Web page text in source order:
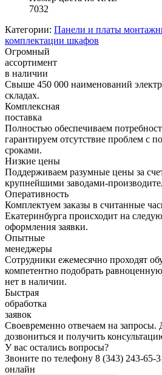
7032
Категории: Панели и платы
комплектации шкафов
Огромный
ассортимент
в наличии
Свыше 450 000 наименований
складах.
Комплексная
поставка
Полностью обеспечиваем
гарантируем отсутствие проблем с
сроками.
Низкие цены
Поддерживаем разумные цены за
крупнейшими заводами-
Оперативность
Комплектуем заказы в считанные
Екатеринбурга происходит на
оформления заявки.
Опытные
менеджеры
Сотрудники ежемесячно проходят
компетентно подобрать
нет в наличии.
Быстрая
обработка
заявок
Своевременно отвечаем на запросы.
дозвониться и получить
У вас остались вопросы?
Звоните по телефону 8 (343) 243-65-
онлайн